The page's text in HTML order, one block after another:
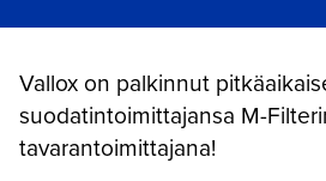
Vallox on palkinnut
suodatintoimittajansa M-
tavarantoimittajana!